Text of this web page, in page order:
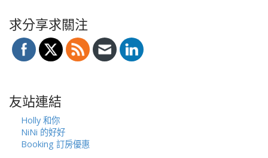
求分享求關注
友站連結
Holly 和你
NiNi 的好好
Booking 訂房優惠